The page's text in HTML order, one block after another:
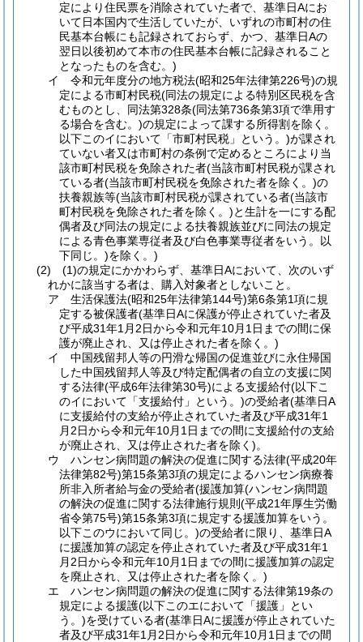
定により住民票を消除されていた者で、基準日Aにお
いて日本国内で生活していたが、いずれの市町村の住
民基本台帳にも記録されておらず、かつ、基準日Aの
翌日以後初めて本市の住民基本台帳に記録されること
となったものを含む。)
イ 令和元年度分の地方税法(昭和25年法律第226号)の規
定による市町村民税(同法の規定による特別区民税を含
むものとし、同法第328条(同法第736条第3項で準用す
る場合を含む。)の規定によって課する所得割を除く。
以下このイにおいて「市町村民税」という。)が課され
ていない者又は市町村の条例で定めるところにより当
該市町村民税を免除された者(当該市町村民税が課され
ている者(当該市町村民税を免除された者を除く。)の
扶養親族等(当該市町村民税が課されている者(当該市
町村民税を免除された者を除く。)と生計を一にする配
偶者及び同法の規定による扶養親族並びに同法の規定
による青色事業専従者及び白色事業専従者をいう。以
下同じ。)を除く。)
(2) (1)の規定にかかわらず、基準日Aにおいて、次のいず
れかに該当する者は、購入対象者としないこと。
ア 生活保護法(昭和25年法律第144号)第6条第1項に規
定する被保護者(基準日Aに保護が停止されていた者及
び平成31年1月2日から令和元年10月1日までの間に保
護が廃止され、又は停止された者を除く。)
イ 中国残留邦人等の円滑な帰国の促進並びに永住帰国
した中国残留邦人等及び特定配偶者の自立の支援に関
する法律(平成6年法律第30号)による支援給付(以下こ
のイにおいて「支援給付」という。)の受給者(基準日A
に支援給付の支給が停止されていた者及び平成31年1
月2日から令和元年10月1日までの間に支援給付の支給
が廃止され、又は停止された者を除く)。
ウ ハンセン病問題の解決の促進に関する法律(平成20年
法律第82号)第15条第3項の規定によるハンセン病療養
所非入所者給与金の受給者(援護加算(ハンセン病問題
の解決の促進に関する法律施行規則(平成21年厚生労働
省令第75号)第15条第3項に規定する援護加算をいう。
以下このウにおいて同じ。)の受給者に限り、基準日A
に援護加算の認定を停止されていた者及び平成31年1
月2日から令和元年10月1日までの間に援護加算の認定
を廃止され、又は停止された者を除く。)
エ ハンセン病問題の解決の促進に関する法律第19条の
規定による援護(以下このエにおいて「援護」とい
う。)を受けている者(基準日Aに援護が停止されていた
者及び平成31年1月2日から令和元年10月1日までの間